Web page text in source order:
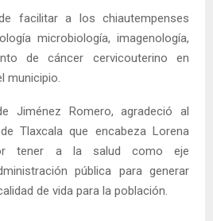
facilitar a los chiautempenses
microbiología, imagenología,
de cáncer cervicouterino en
municipio.
Jiménez Romero, agradeció al
Tlaxcala que encabeza Lorena
tener a la salud como eje
pública para generar
de vida para la población.